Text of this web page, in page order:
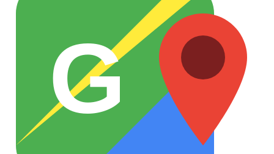
G